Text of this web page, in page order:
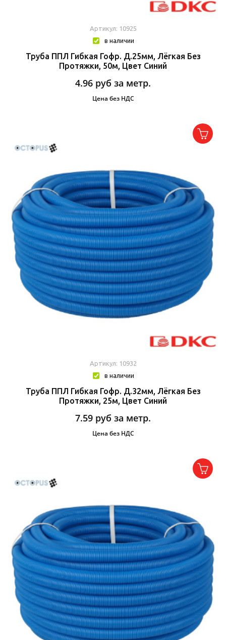
Артикул: 10925
в наличии
Труба ППЛ Гибкая Гофр. Д.25мм, Лёгкая Без
Протяжки, 50м, Цвет Синий
4.96 руб за метр.
Цена без НДС
Артикул: 10932
в наличии
Труба ППЛ Гибкая Гофр. Д.32мм, Лёгкая Без
Протяжки, 25м, Цвет Синий
7.59 руб за метр.
Цена без НДС